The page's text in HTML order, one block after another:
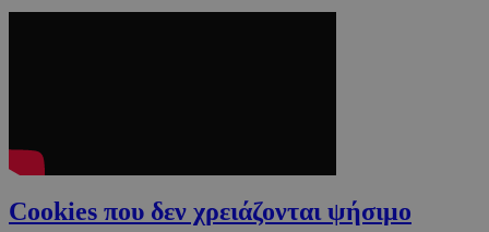
Cookies που δεν χρειάζονται ψήσιμο